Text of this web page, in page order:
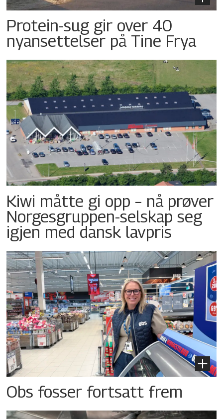
Protein-sug gir over 40
nyansettelser på Tine Frya
Kiwi måtte gi opp – nå prøver
Norgesgruppen-selskap seg
igjen med dansk lavpris
Obs fosser fortsatt frem